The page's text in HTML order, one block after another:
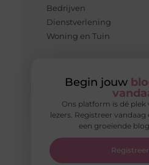
Bedrijven
Dienstverlening
Woning en Tuin
Begin jouw
Ons platform is dé plek
lezers. Registreer
een groeiende